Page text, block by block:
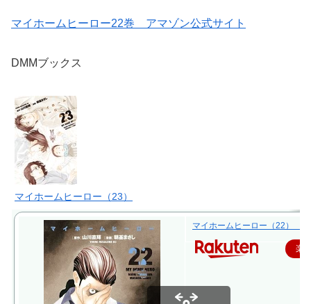
マイホームヒーロー22巻 アマゾン公式サイト
DMMブックス
マイホームヒーロー（23）
マイホームヒーロー（22） （
楽